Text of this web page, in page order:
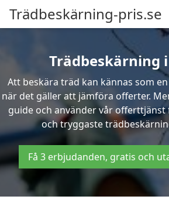
Trädbeskärning-pris.se
Trädbeskärning
Att beskära träd kan kännas som
när det gäller att jämföra offerter.
guide och använder vår
och tryggaste
Få 3 erbjudanden, gratis och